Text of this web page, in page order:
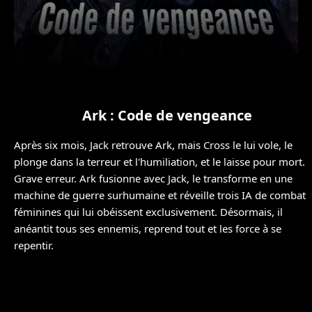
Ark : Code de vengeance
Après six mois, Jack retrouve Ark, mais Cross le lui vole, le
plonge dans la terreur et l'humiliation, et le laisse pour mort.
Grave erreur. Ark fusionne avec Jack, le transforme en une
machine de guerre surhumaine et réveille trois IA de combat
féminines qui lui obéissent exclusivement. Désormais, il
anéantit tous ses ennemis, reprend tout et les force à se
repentir.